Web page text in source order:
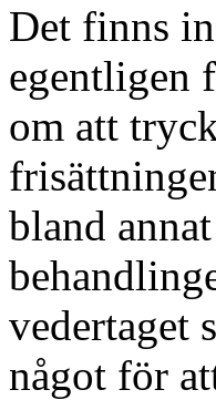
Det finns
egentligen
om att
bland
vedertaget
något för